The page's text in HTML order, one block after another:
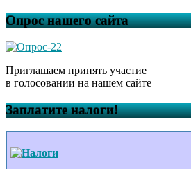
Опрос нашего сайта
Приглашаем принять участие
в голосовании на нашем сайте
Заплатите налоги!